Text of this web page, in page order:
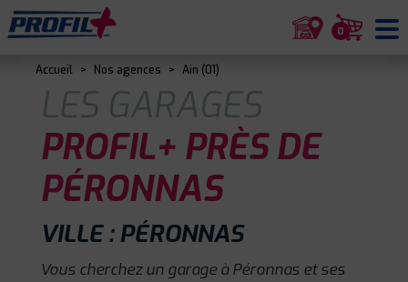
0
Accueil > Nos agences > Ain (01)
LES GARAGES
PROFIL+ PRÈS DE
PÉRONNAS
VILLE : PÉRONNAS
Vous cherchez un garage à Péronnas et ses